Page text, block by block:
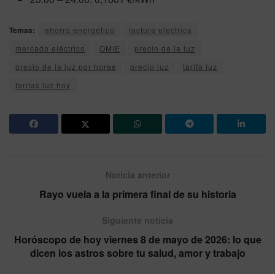
Temas: ahorro energético
factura electrica
mercado eléctrico
OMIE
precio de la luz
precio de la luz por horas
precio luz
tarifa luz
tarifas luz hoy
Noticia anterior
Rayo vuela a la primera final de su historia
Siguiente noticia
Horóscopo de hoy viernes 8 de mayo de 2026: lo que
dicen los astros sobre tu salud, amor y trabajo